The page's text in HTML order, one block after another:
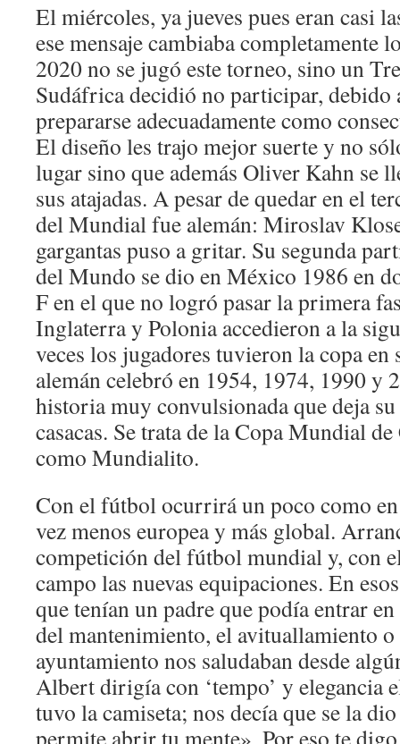
El miércoles, ya jueves pues eran casi
ese mensaje cambiaba completamente
2020 no se jugó este torneo, sino un
Sudáfrica decidió no participar,
prepararse adecuadamente como
El diseño les trajo mejor suerte y no
lugar sino que además Oliver Kahn se
sus atajadas. A pesar de quedar en el
del Mundial fue alemán: Miroslav
gargantas puso a gritar. Su segunda
del Mundo se dio en México 1986 en
F en el que no logró pasar la primera
Inglaterra y Polonia accedieron a la
veces los jugadores tuvieron la copa en
alemán celebró en 1954, 1974, 1990 y
historia muy convulsionada que deja
casacas. Se trata de la Copa Mundial
como Mundialito.
Con el fútbol ocurrirá un poco como
vez menos europea y más global.
competición del fútbol mundial y, con
campo las nuevas equipaciones. En
que tenían un padre que podía entrar
del mantenimiento, el avituallamiento
ayuntamiento nos saludaban desde
Albert dirigía con ‘tempo’ y elegancia
tuvo la camiseta; nos decía que se la
permite abrir tu mente». Por eso te